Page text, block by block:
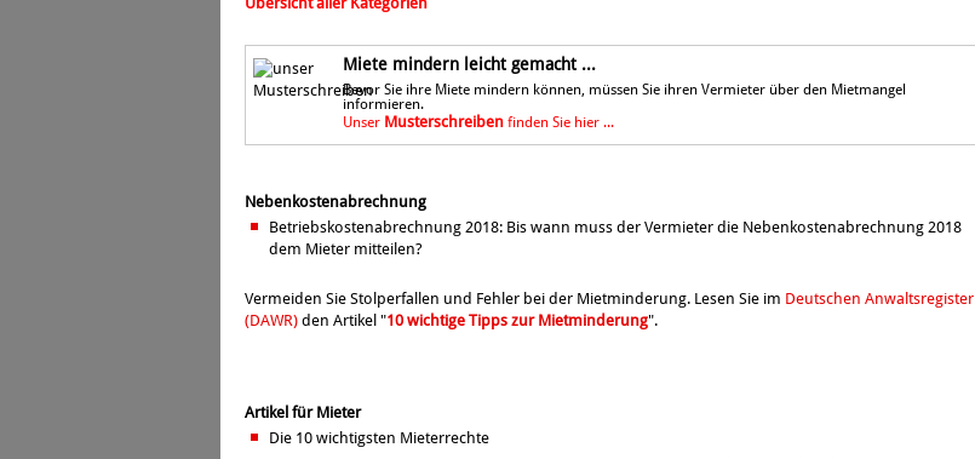
Miete mindern leicht gemacht ...
Bevor Sie ihre Miete mindern können, müssen Sie ihren Vermieter über den Mietmangel
informieren.
Unser Musterschreiben finden Sie hier ...
Nebenkostenabrechnung
Betriebskostenabrechnung 2018: Bis wann muss der Vermieter die Nebenkostenabrechnung 2018
dem Mieter mitteilen?
Vermeiden Sie Stolperfallen und Fehler bei der Mietminderung. Lesen Sie im Deutschen Anwaltsregister
(DAWR) den Artikel "10 wichtige Tipps zur Mietminderung".
Artikel für Mieter
Die 10 wichtigsten Mieterrechte